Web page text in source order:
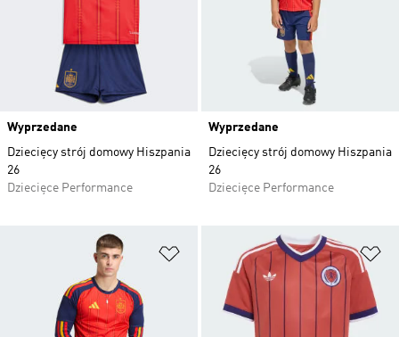
Wyprzedane
Dziecięcy strój domowy Hiszpania
26
Dziecięce Performance
Wyprzedane
Dziecięcy strój domowy Hiszpania
26
Dziecięce Performance
Dodaj do listy życzeń